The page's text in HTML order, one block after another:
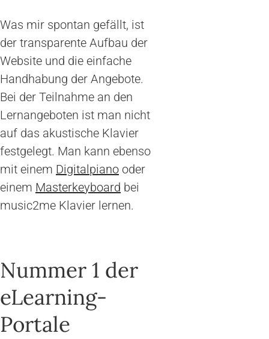
Was mir spontan gefällt, ist
der transparente Aufbau der
Website und die einfache
Handhabung der Angebote.
Bei der Teilnahme an den
Lernangeboten ist man nicht
auf das akustische Klavier
festgelegt. Man kann ebenso
mit einem Digitalpiano oder
einem Masterkeyboard bei
music2me Klavier lernen.
Nummer 1 der
eLearning-
Portale